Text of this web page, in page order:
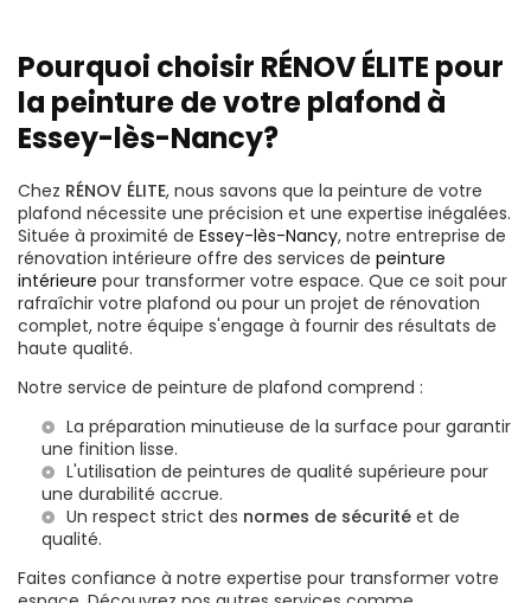
Pourquoi choisir RÉNOV ÉLITE pour
la peinture de votre plafond à
Essey-lès-Nancy?
Chez RÉNOV ÉLITE, nous savons que la peinture de votre
plafond nécessite une précision et une expertise inégalées.
Située à proximité de Essey-lès-Nancy, notre entreprise de
rénovation intérieure offre des services de peinture
intérieure pour transformer votre espace. Que ce soit pour
rafraîchir votre plafond ou pour un projet de rénovation
complet, notre équipe s'engage à fournir des résultats de
haute qualité.
Notre service de peinture de plafond comprend :
La préparation minutieuse de la surface pour garantir
une finition lisse.
L'utilisation de peintures de qualité supérieure pour
une durabilité accrue.
Un respect strict des normes de sécurité et de
qualité.
Faites confiance à notre expertise pour transformer votre